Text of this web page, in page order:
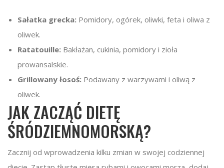
Sałatka grecka: Pomidory, ogórek, oliwki, feta i oliwa z
oliwek.
Ratatouille: Bakłażan, cukinia, pomidory i zioła
prowansalskie.
Grillowany łosoś: Podawany z warzywami i oliwą z
oliwek.
JAK ZACZĄĆ DIETĘ
ŚRÓDZIEMNOMORSKĄ?
Zacznij od wprowadzenia kilku zmian w swojej codziennej